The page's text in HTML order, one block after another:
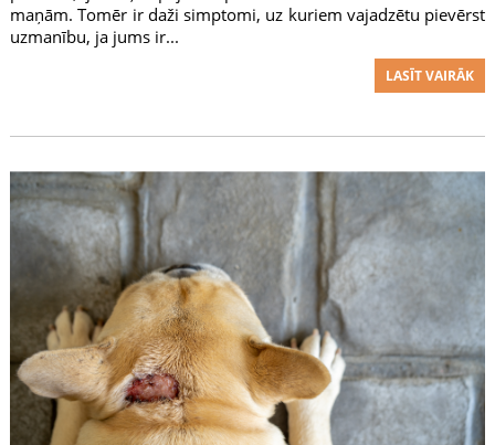
maņām. Tomēr ir daži simptomi, uz kuriem vajadzētu pievērst
uzmanību, ja jums ir...
LASĪT VAIRĀK